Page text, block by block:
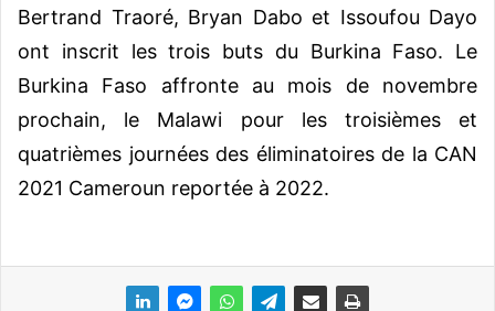
Bertrand Traoré, Bryan Dabo et Issoufou Dayo
ont inscrit les trois buts du Burkina Faso. Le
Burkina Faso affronte au mois de novembre
prochain, le Malawi pour les troisièmes et
quatrièmes journées des éliminatoires de la CAN
2021 Cameroun reportée à 2022.